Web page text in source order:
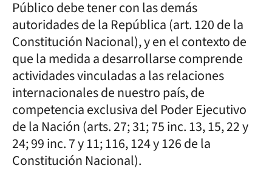
Público debe tener con las demás
autoridades de la República (art. 120 de la
Constitución Nacional), y en el contexto de
que la medida a desarrollarse comprende
actividades vinculadas a las relaciones
internacionales de nuestro país, de
competencia exclusiva del Poder Ejecutivo
de la Nación (arts. 27; 31; 75 inc. 13, 15, 22 y
24; 99 inc. 7 y 11; 116, 124 y 126 de la
Constitución Nacional).